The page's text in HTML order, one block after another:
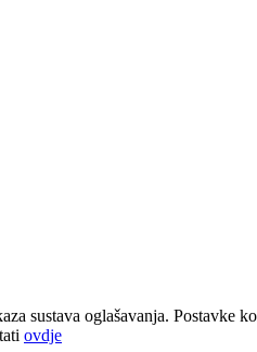
sustava oglašavanja. Postavke
ovdje